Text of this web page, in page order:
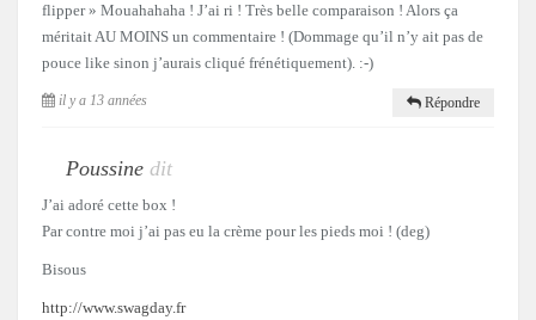
flipper » Mouahahaha ! J’ai ri ! Très belle comparaison ! Alors ça
méritait AU MOINS un commentaire ! (Dommage qu’il n’y ait pas de
pouce like sinon j’aurais cliqué frénétiquement). :-)
il y a 13 années Répondre
Poussine dit
J’ai adoré cette box !
Par contre moi j’ai pas eu la crème pour les pieds moi ! (deg)
Bisous
http://www.swagday.fr